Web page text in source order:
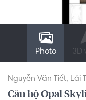
Photo 3D
Nguyễn Văn Tiết Lái
Căn hộ Opal